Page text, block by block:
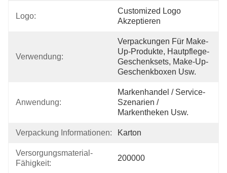
Logo:
Customized Logo
Akzeptieren
Verwendung:
Verpackungen Für Make-
Up-Produkte, Hautpflege-
Geschenksets, Make-Up-
Geschenkboxen Usw.
Anwendung:
Markenhandel / Service-
Szenarien /
Markentheken Usw.
Verpackung Informationen: Karton
Versorgungsmaterial-
Fähigkeit:
200000